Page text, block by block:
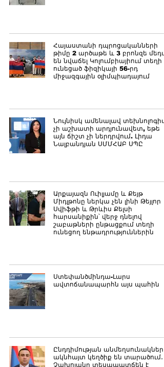
Հայաստանի դպրոցականների
թիմը 2 արծաթե և 3 բրոնզե
են նվաճել Կոլումբիայիում տեղի
ունեցած ֆիզիկայի 56-րդ
միջազգային օլիմպիադայում
Նույնիսկ ամենալավ
չի աշխատի արդյունավետ, եթե
այն ճիշտ չի ներդրվում. Լիդա
Նալբանդյան ՍՄՄՀԱԲ ՍՊԸ
Արքայազն Ուիլյամը և Քեյթ
Միդլթոնը ներկա չեն լինի Թեյլոր
Սվիֆթի և Թրևիս Քելսի
հարսանիքին՝ վերջ դնելով
շաբաթների ընթացքում տեղի
ունեցող ենթադրություններին
Ստեփանծմինդա-Լարս
ավտոճանապարհն այս պահին
Ընդդիմության անմեղսունակները
ակնհայտ կեղծիք են տարածում․
Չախոյանը տեսապատճեն է